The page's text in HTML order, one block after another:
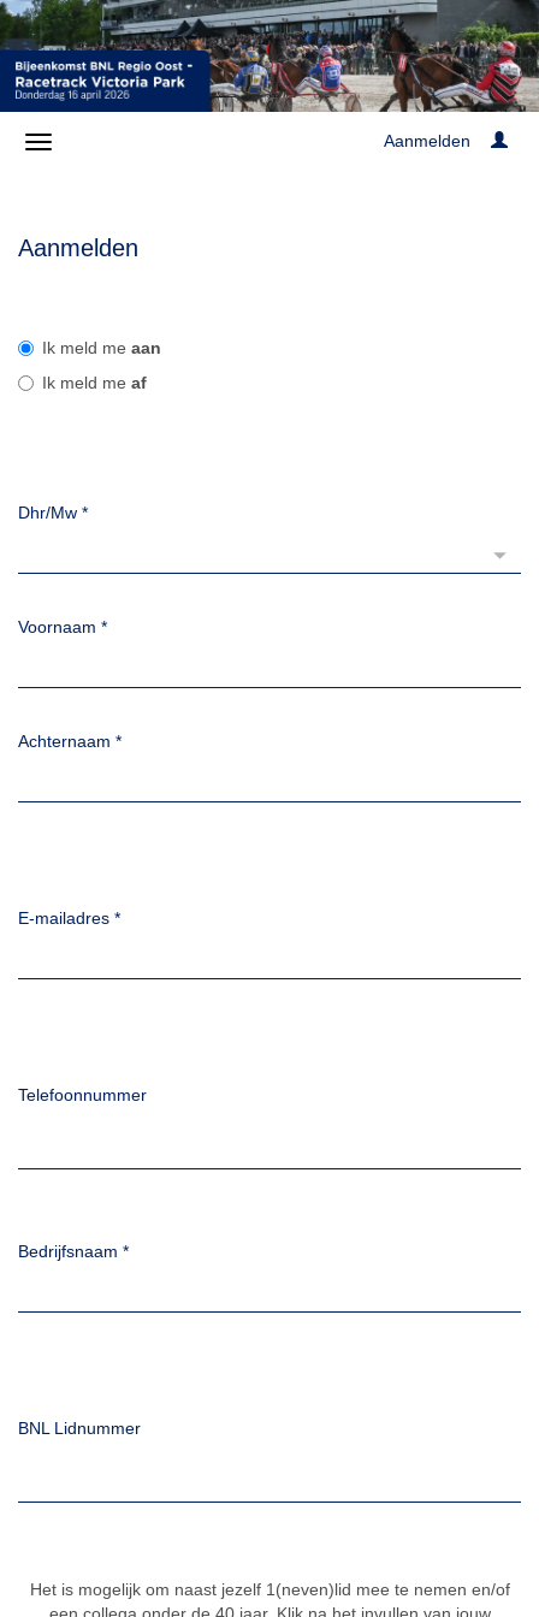
Aanmelden
Aanmelden
Ik meld me aan
Ik meld me af
Dhr/Mw *
Voornaam *
Achternaam *
E-mailadres *
Telefoonnummer
Bedrijfsnaam *
BNL Lidnummer
Het is mogelijk om naast jezelf 1(neven)lid mee te nemen en/of